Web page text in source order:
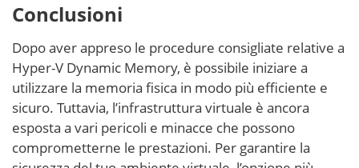
Conclusioni
Dopo aver appreso le procedure consigliate relative a
Hyper-V Dynamic Memory, è possibile iniziare a
utilizzare la memoria fisica in modo più efficiente e
sicuro. Tuttavia, l’infrastruttura virtuale è ancora
esposta a vari pericoli e minacce che possono
comprometterne le prestazioni. Per garantire la